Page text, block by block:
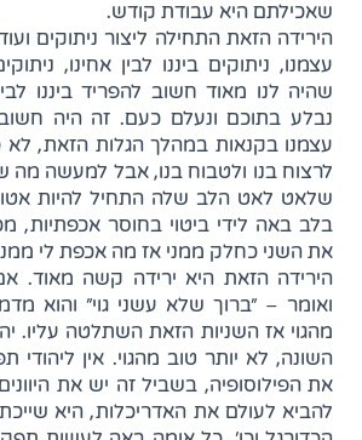
שאכילתם היא עבודת קודש.
הירידה הזאת התחילה ליצור ניתוקים ועוד
עצמנו, ניתוקים ביננו לבין אחינו,
שהיה לנו מאוד חשוב להפריד ביננו
נבלע בתוכם ונעלם כעם. זה היה
עצמנו בקנאות במהלך הגלות הזאת,
לרצוח בנו ולטבוח בנו, אבל למעשה מה
שלאט לאט הלב שלה התחיל להיות
בלב באה לידי ביטוי בחוסר אכפתיות,
את השני כחלק ממני אז מה אכפת לי
הירידה הזאת היא ירידה קשה מאוד.
ואומר – "ברוך שלא עשני גוי" והוא
מהגוי אז השניות הזאת השתלטה עליו.
השונה, לא יותר טוב מהגוי. אין ליהודי
את הפילוסופיה, בשביל זה יש את
להביא לעולם את האדריכלות, היא